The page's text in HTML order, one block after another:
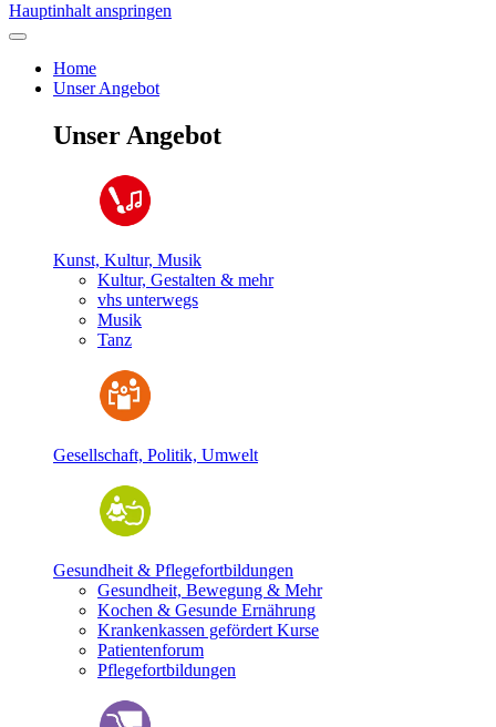
Hauptinhalt anspringen
Home
Unser Angebot
Unser Angebot
Kunst, Kultur, Musik
Kultur, Gestalten & mehr
vhs unterwegs
Musik
Tanz
Gesellschaft, Politik, Umwelt
Gesundheit & Pflegefortbildungen
Gesundheit, Bewegung & Mehr
Kochen & Gesunde Ernährung
Krankenkassen gefördert Kurse
Patientenforum
Pflegefortbildungen